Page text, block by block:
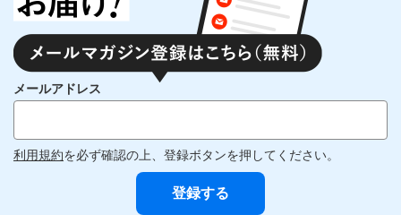
メールアドレス
利用規約を必ず確認の上、登録ボタンを押してください。